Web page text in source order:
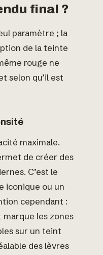
final ?
paramètre ; la
de la teinte
rouge ne
selon qu’il est
maximale.
de créer des
C’est le
iconique ou un
cependant :
les zones
sur un teint
des lèvres